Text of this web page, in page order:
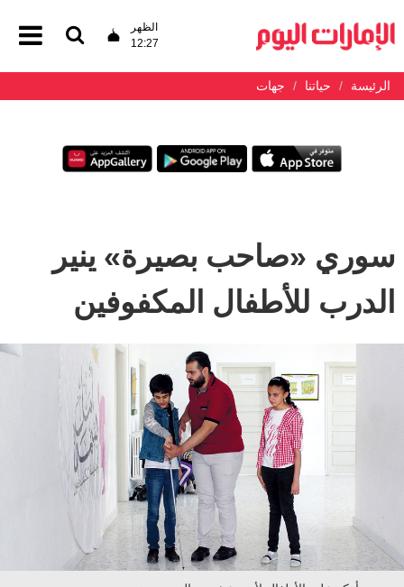
الظهر
12:27
الرئيسة حياتنا جهات
سوري «صاحب بصيرة» ينير
الدرب للأطفال المكفوفين